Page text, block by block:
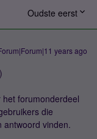
Oudste eerst
years ago
forumonderdeel
die
antwoord vinden.